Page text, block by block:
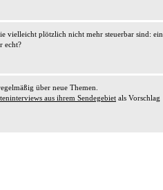
vielleicht plötzlich nicht mehr steuerbar sind: ein
echt?
über neue Themen.
aus ihrem Sendegebiet als Vorschlag